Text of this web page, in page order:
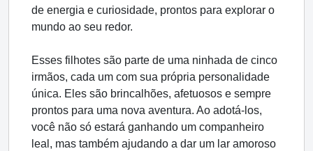
de energia e curiosidade, prontos para explorar o
mundo ao seu redor.
Esses filhotes são parte de uma ninhada de cinco
irmãos, cada um com sua própria personalidade
única. Eles são brincalhões, afetuosos e sempre
prontos para uma nova aventura. Ao adotá-los,
você não só estará ganhando um companheiro
leal, mas também ajudando a dar um lar amoroso